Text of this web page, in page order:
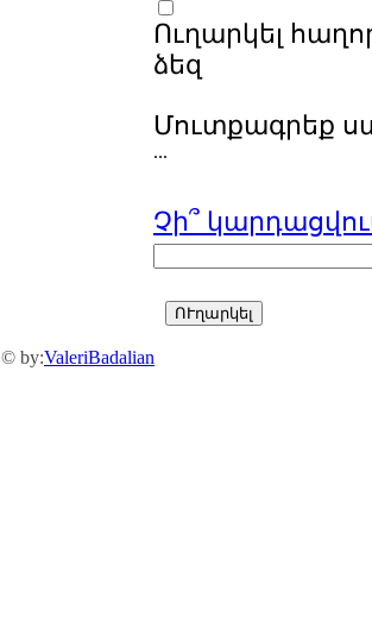
Ուղարկել
ձեզ
Մուտքագրեք
...
Չի՞
© by:ValeriBadalian